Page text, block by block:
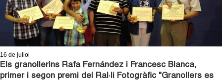
16 de juliol
Els granollerins Rafa Fernández i Francesc Blanca,
primer i segon premi del Ral·li Fotogràfic "Granollers es